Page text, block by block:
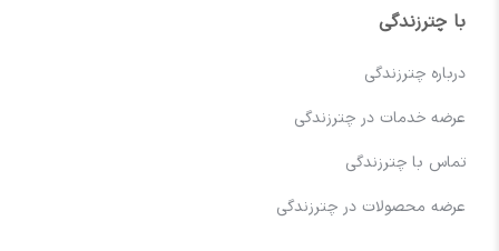
با چترزندگی
درباره چترزندگی
عرضه خدمات در چترزندگی
تماس با چترزندگی
عرضه محصولات در چترزندگی